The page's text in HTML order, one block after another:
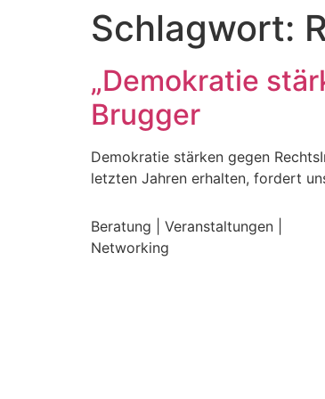
Schlagwort:
„Demokratie
Brugger
Demokratie stärken gegen
letzten Jahren erhalten, fordert
Beratung | Veranstaltungen |
Networking